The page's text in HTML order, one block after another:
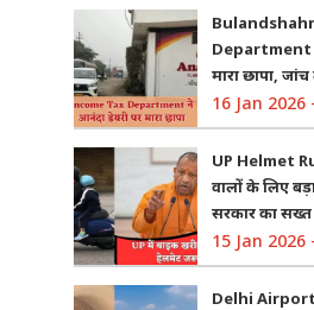
Department
मारा छापा, जांच
16 Jan 2026
UP Helmet
वालों के लिए
सरकार का
15 Jan 2026
Delhi Airport: